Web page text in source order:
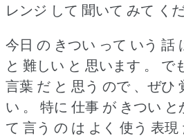
レンジ して 聞いて みて くだ
今日 の きつい って いう 話
と 難しい と 思います 。
で
言葉 だ と 思う ので 、ぜひ
い 。
特に 仕事 が きつい と
て 言う の は よく 使う 表現